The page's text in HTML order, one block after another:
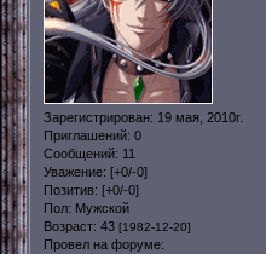
Зарегистрирован: 19 мая, 2010г.
Приглашений: 0
Сообщений: 11
Уважение: [+0/-0]
Позитив: [+0/-0]
Пол: Мужской
Возраст: 43 [1982-12-20]
Провел на форуме: